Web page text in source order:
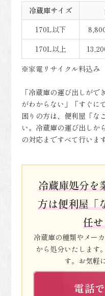
冷蔵庫サイズ
170L以下
170L以上
※家電リサイクル料込み
「冷蔵庫の運び出しが
がわからない」「すぐに
困りの方は、便利屋「な
い。冷蔵庫の運び出しか
の対応まですべて行います
冷蔵庫処分を
方は便利屋「
任
冷蔵庫の種類やメー
から処分いたします
す。お気軽
電話